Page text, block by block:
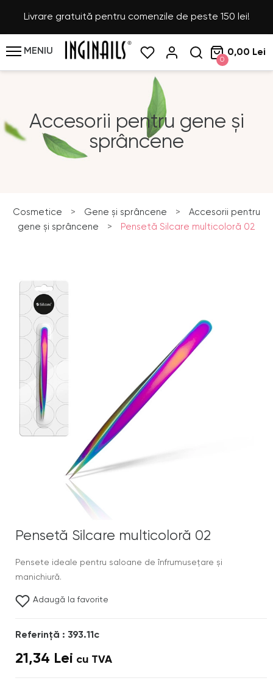
Livrare gratuită pentru comenzile de peste 150 lei!
MENIU
0
0,00 Lei
Accesorii pentru gene și
sprâncene
Cosmetice > Gene și sprâncene >
Accesorii pentru
gene și sprâncene
> Pensetă Silcare multicoloră 02
Pensetă Silcare multicoloră 02
Pensete ideale pentru saloane de înfrumusețare și
manichiură.
Adaugă la favorite
Referinţă : 393.11c
21,34 Lei cu TVA